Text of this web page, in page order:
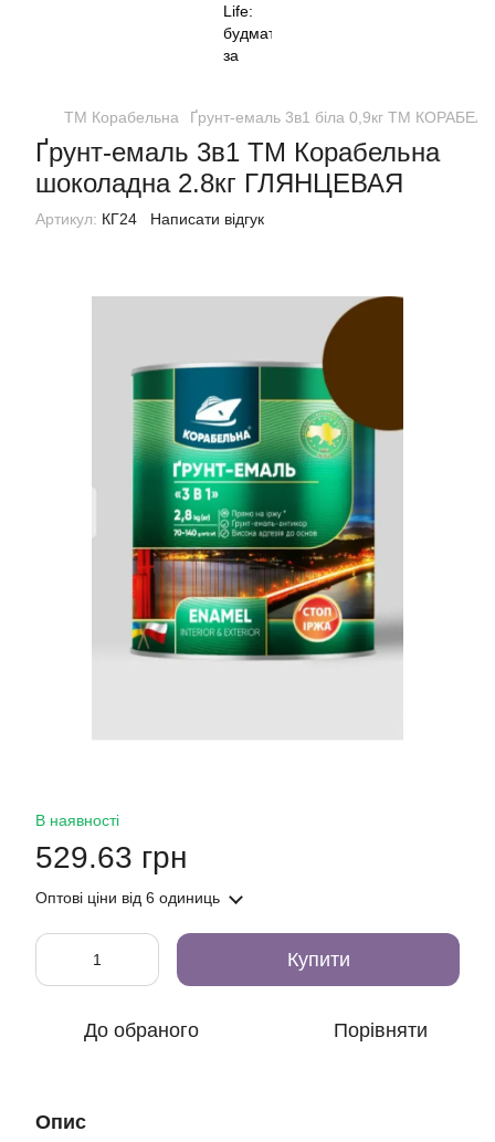
ТМ Корабельна Ґрунт-емаль 3в1 біла 0,9кг ТМ
Ґрунт-емаль 3в1 ТМ Корабельна
шоколадна 2.8кг ГЛЯНЦЕВАЯ
Артикул: КГ24 Написати відгук
В наявності
529.63 грн
Оптові ціни від 6 одиниць
Купити
До обраного Порівняти
Опис